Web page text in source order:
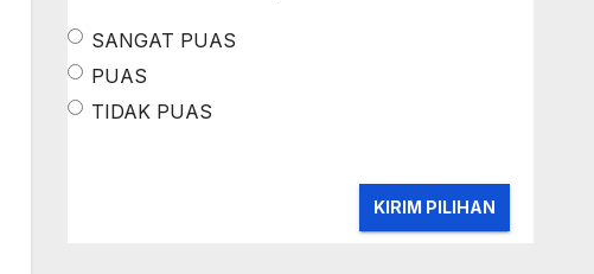
SANGAT PUAS
PUAS
TIDAK PUAS